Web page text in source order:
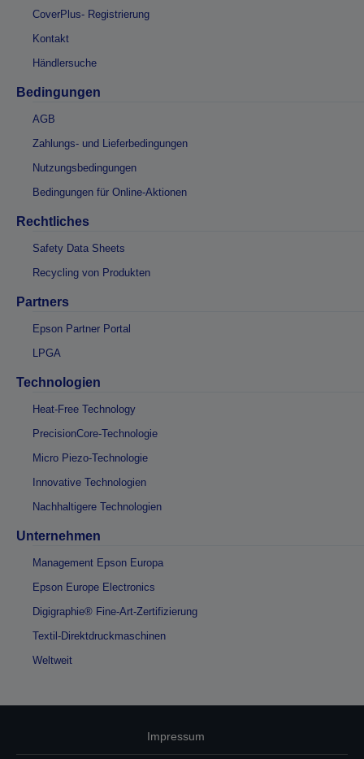
CoverPlus- Registrierung
Kontakt
Händlersuche
Bedingungen
AGB
Zahlungs- und Lieferbedingungen
Nutzungsbedingungen
Bedingungen für Online-Aktionen
Rechtliches
Safety Data Sheets
Recycling von Produkten
Partners
Epson Partner Portal
LPGA
Technologien
Heat-Free Technology
PrecisionCore-Technologie
Micro Piezo-Technologie
Innovative Technologien
Nachhaltigere Technologien
Unternehmen
Management Epson Europa
Epson Europe Electronics
Digigraphie® Fine-Art-Zertifizierung
Textil-Direktdruckmaschinen
Weltweit
Impressum